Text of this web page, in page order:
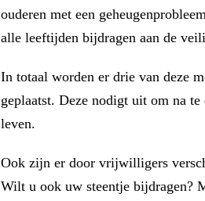
ouderen met een
alle leeftijden bijdragen aan de
In totaal worden er drie van deze
geplaatst. Deze nodigt uit om na
leven.
Ook zijn er door vrijwilligers
Wilt u ook uw steentje bijdragen?